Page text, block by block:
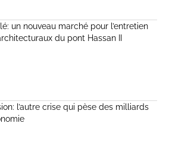
un nouveau marché pour l’entretien
du pont Hassan II
l’autre crise qui pèse des milliards